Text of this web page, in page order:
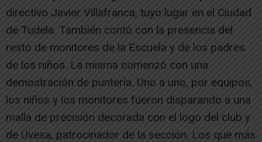
directivo Javier Villafranca, tuyo lugar en el Ciudad
de Tudela. También contó con la presencia del
resto de monitores de la Escuela y de los padres
de los niños. La misma comenzó con una
demostración de puntería. Uno a uno, por equipos,
los niños y los monitores fueron disparando a una
malla de precisión decorada con el logo del club y
de Uvesa, patrocinador de la sección. Los que más